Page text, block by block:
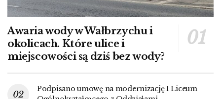
Awaria wody w Wałbrzychu i
okolicach. Które ulice i
miejscowości są dziś bez wody?
Podpisano umowę na modernizację I Liceum